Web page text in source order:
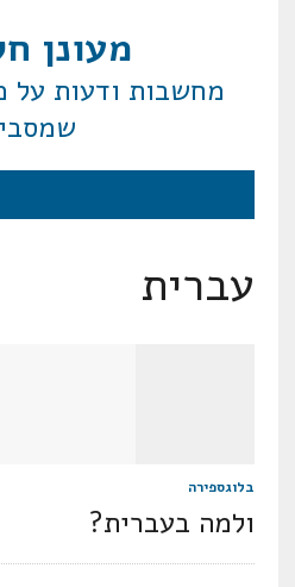
מעונן
מחשבות ודעות על
עברית
בלוגספירה
ולמה בעברית?